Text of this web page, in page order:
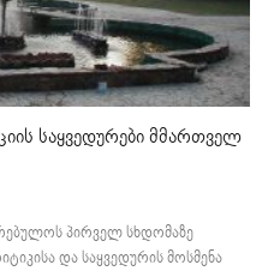
საყვედურები მმართველ
პირველ სხდომაზე
და საყვედურის მოსმენა